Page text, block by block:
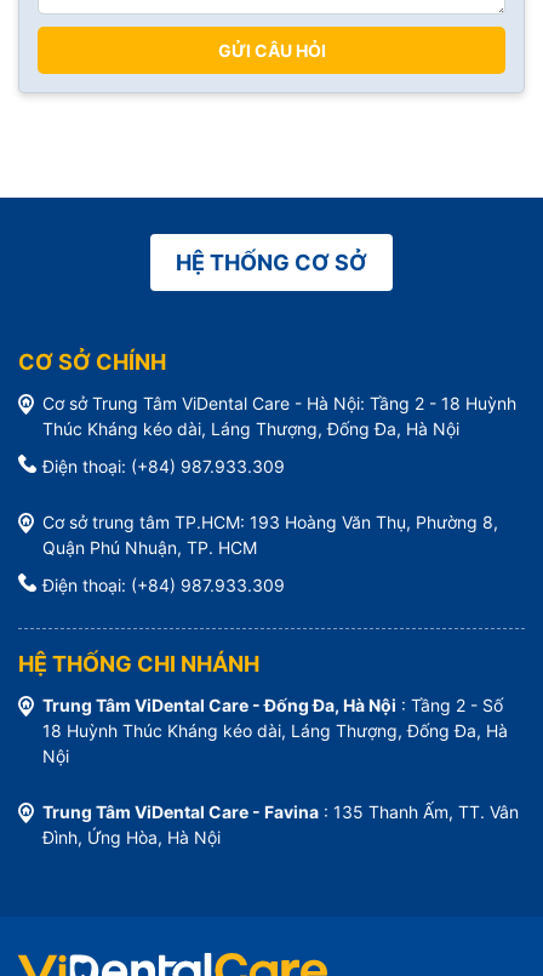
GỬI CÂU HỎI
HỆ THỐNG CƠ SỞ
CƠ SỞ CHÍNH
Cơ sở Trung Tâm ViDental Care - Hà Nội: Tầng 2 - 18 Huỳnh
Thúc Kháng kéo dài, Láng Thượng, Đống Đa, Hà Nội
Điện thoại: (+84) 987.933.309
Cơ sở trung tâm TP.HCM: 193 Hoàng Văn Thụ, Phường 8,
Quận Phú Nhuận, TP. HCM
Điện thoại: (+84) 987.933.309
HỆ THỐNG CHI NHÁNH
Trung Tâm ViDental Care - Đống Đa, Hà Nội : Tầng 2 - Số
18 Huỳnh Thúc Kháng kéo dài, Láng Thượng, Đống Đa, Hà
Nội
Trung Tâm ViDental Care - Favina : 135 Thanh Ấm, TT. Vân
Đình, Ứng Hòa, Hà Nội